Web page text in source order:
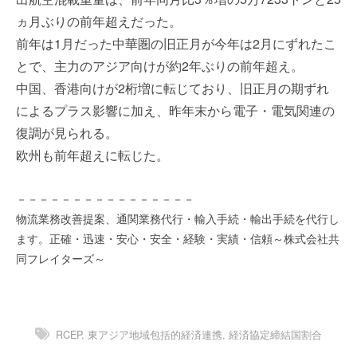
を
代
行
し
ま
す
。
国
際
Ｉ
Ｔ
化
e
ヵ月ぶりの前年超えだった。
前年は1月だった中華圏の旧正月が今年は2月にずれたこ
とで、主力のアジア向けが約2年ぶりの前年超え。
中国、香港向けが2桁増に転じており、旧正月の期ずれ
によるプラス影響に加え、昨年末から電子・電気関連の
復調が見られる。
欧州も前年超えに転じた。
－－－－－－－－－－－－－－－－
物流業務改善提案、通関業務代行・輸入手続・輸出手続を代行し
ます。正確・迅速・安心・安全・経験・実績・信頼～株式会社共
同フレイターズ～
RCEP, 東アジア地域包括的経済連携, 経済協定締結国割合